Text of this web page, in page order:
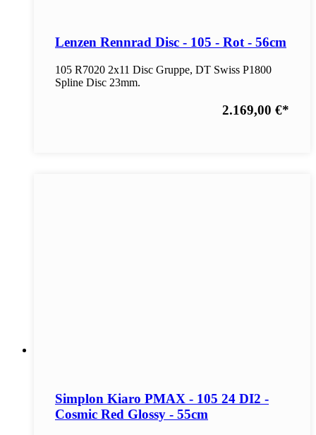
Lenzen Rennrad Disc - 105 - Rot - 56cm
105 R7020 2x11 Disc Gruppe, DT Swiss P1800
Spline Disc 23mm.
2.169,00 €*
Simplon Kiaro PMAX - 105 24 DI2 -
Cosmic Red Glossy - 55cm